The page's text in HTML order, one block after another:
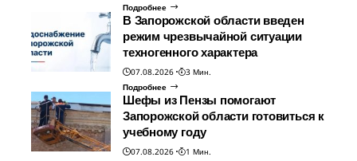
Подробнее
В Запорожской области введен
режим чрезвычайной ситуации
техногенного характера
07.08.2026
3 Мин.
Подробнее
Шефы из Пензы помогают
Запорожской области готовиться к
учебному году
07.08.2026
1 Мин.